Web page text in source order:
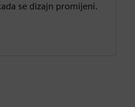
se dizajn promijeni.